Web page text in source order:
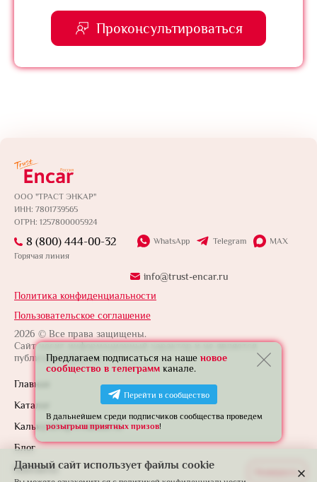
Проконсультироваться
ООО "ТРАСТ ЭНКАР"
ИНН: 7801739565
ОГРН: 1257800005924
Политика конфиденциальности
Пользовательское соглашение
2026 © Все права защищены.
Сайт носит информационный характер и не является
публичной офертой.
Главная
Каталог
Калькулятор стоимости
Блог
Контакты
8 (800) 444-00-32
Горячая линия
WhatsApp Telegram MAX
info@trust-encar.ru
Данный сайт использует файлы cookie
Предлагаем подписаться на наше новое
сообщество в телеграмм канале.
Перейти в сообщество
В дальнейшем среди подписчиков сообщества проведем
розыгрыш приятных призов!
Развернуть